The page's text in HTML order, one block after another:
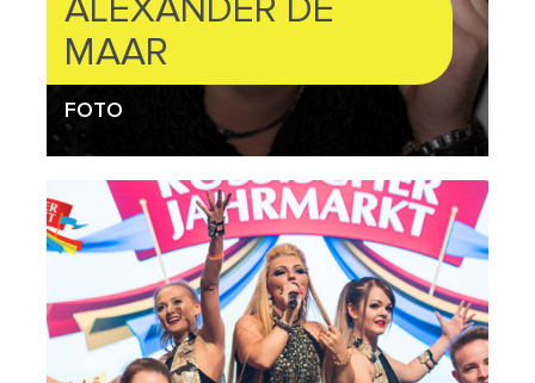
ALEXANDER DE
MAAR
FOTO